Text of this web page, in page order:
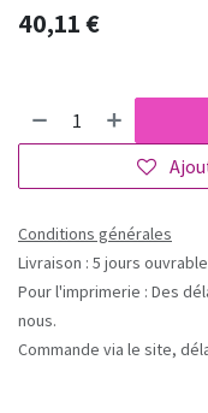
40,11€
Conditions générales
Livraison : 5 jours
Pour l'imprimerie : Des
nous.
Commande via le site,